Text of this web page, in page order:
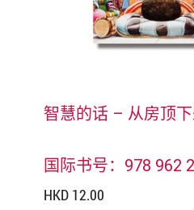
智慧的话 – 从房顶
国际书号：978 962
HKD 12.00